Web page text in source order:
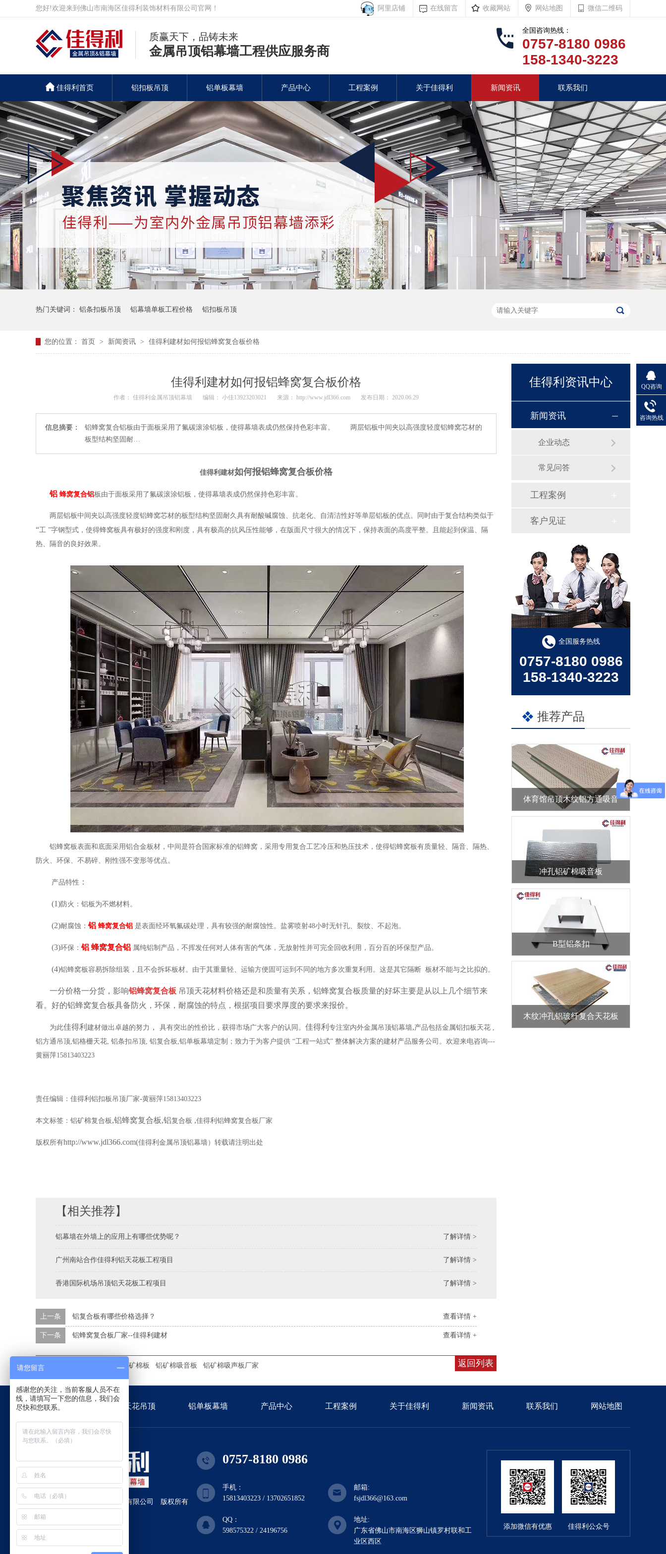
阿里店铺 在线留言 收藏网站 网站地图 微信二维码
您好!欢迎来到佛山市南海区佳得利装饰材料有限公司官网！
质赢天下，品铸未来
金属吊顶铝幕墙工程供应服务商
全国咨询热线：
0757-8180 0986
158-1340-3223
佳得利首页 铝扣板吊顶 铝单板幕墙 产品中心 工程案例 关于佳得利 新闻资讯 联系我们
热门关键词： 铝条扣板吊顶 铝幕墙单板工程价格 铝扣板吊顶
您的位置： 首页 > 新闻资讯 > 佳得利建材如何报铝蜂窝复合板价格
佳得利建材如何报铝蜂窝复合板价格
作者： 佳得利金属吊顶铝幕墙 编辑： 小佳13923203021 来源： http://www.jdl366.com 发布日期： 2020.06.29
信息摘要：
铝蜂窝复合铝板由于面板采用了氟碳滚涂铝板，使得幕墙表成仍然保持色彩丰富。 两层铝板中间夹以高强度轻度铝蜂窝芯材的
板型结构坚固耐…
佳得利建材如何报铝蜂窝复合板价格
铝 蜂窝复合铝板由于面板采用了氟碳滚涂铝板，使得幕墙表成仍然保持色彩丰富。
两层铝板中间夹以高强度轻度铝蜂窝芯材的板型结构坚固耐久具有耐酸碱腐蚀、抗老化、自清洁性好等单层铝板的优点。同时由于复合结构类似于
“工 ”字钢型式，使得蜂窝板具有极好的强度和刚度，具有极高的抗风压性能够，在版面尺寸很大的情况下，保持表面的高度平整。且能起到保温、隔
热、隔音的良好效果。
铝蜂窝板表面和底面采用铝合金板材，中间是符合国家标准的铝蜂窝，采用专用复合工艺冷压和热压技术，使得铝蜂窝板有质量轻、隔音、隔热、
防火、环保、不易碎、刚性强不变形等优点。
产品特性 ：
(1)防火：铝板为不燃材料。
(2)耐腐蚀：铝 蜂窝复合铝 是表面经环氧氟碳处理，具有较强的耐腐蚀性。盐雾喷射48小时无针孔、裂纹、不起泡。
(3)环保：铝 蜂窝复合铝 属纯铝制产品，不挥发任何对人体有害的气体，无放射性并可完全回收利用，百分百的环保型产品。
(4)铝蜂窝板容易拆除组装，且不会拆坏板材。由于其重量轻、运输方便固可运到不同的地方多次重复利用。这是其它隔断 板材不能与之比拟的。
一分价格一分货，影响铝蜂窝复合板 吊顶天花材料价格还是和质量有关系，铝蜂窝复合板质量的好坏主要是从以上几个细节来
看。好的铝蜂窝复合板具备防火，环保，耐腐蚀的特点，根据项目要求厚度的要求来报价。
为此佳得利 建材做出卓越的努力 ， 具有突出的性价比，获得市场广大客户的认同。 佳得利 专注室内外金属吊顶铝幕墙,产品包括金属铝扣板天花 ,
铝方通吊顶,铝格栅天花, 铝条扣吊顶, 铝复合板 ,铝单板幕墙定制；致力于为客户提供 “工程一站式” 整体解决方案的建材产品服务公司。欢迎来电咨询---
黄丽萍15813403223
责任编辑：佳得利铝扣板吊顶厂家-黄丽萍15813403223
本文标签： 铝矿棉复合板 ,铝蜂窝复合板,铝复合板 ,佳得利铝蜂窝复合板厂家
版权所有http://www.jdl366.com(佳得利金属吊顶铝幕墙）转载请注明出处
【相关推荐】
了解详情 >
铝幕墙在外墙上的应用上有哪些优势呢？
了解详情 >
广州南站合作佳得利铝天花板工程项目
了解详情 >
香港国际机场吊顶铝天花板工程项目
查看详情 +
上一条 铝复合板有哪些价格选择？
查看详情 +
下一条 铝蜂窝复合板厂家--佳得利建材
返回列表
本文标签： 铝矿棉板 铝矿棉吸音板 铝矿棉吸声板厂家
佳得利资讯中心
新闻资讯
企业动态
常见问答
工程案例
客户见证
全国服务热线
0757-8180 0986
158-1340-3223
推荐产品
体育馆吊顶木纹铝方通吸音
冲孔铝矿棉吸音板
B型铝条扣
木纹冲孔铝玻纤复合天花板
佳得利首页 金属天花吊顶 铝单板幕墙 产品中心 工程案例 关于佳得利 新闻资讯 联系我们 网站地图
佛山市南海区佳得利装饰材料有限公司
版权所有
备案号:
百度统计
0757-8180 0986
手机：
15813403223 / 13702651852
邮箱:
fsjdl366@163.com
QQ：
598575322 / 24196756
地址:
广东省佛山市南海区狮山镇罗村联和工
业区西区
添加微信有优惠 佳得利公众号
QQ咨询
咨询热线
请您留言
感谢您的关注，当前客服人员不在
线，请填写一下您的信息，我们会
尽快和您联系。